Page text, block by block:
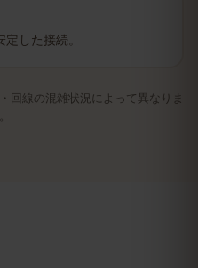
した接続。
回線の混雑状況によって異なりま